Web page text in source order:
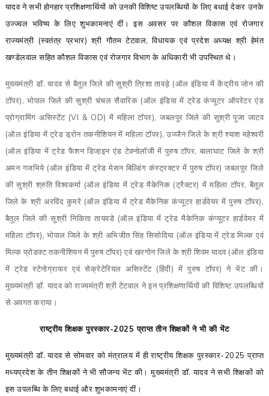
यादव ने सभी होनहार प्रशिक्षणार्थियों को उनकी विशिष्ट उपलब्धियों के लिए बधाई देकर उनके
उज्ज्वल भविष्य के लिए शुभकामनाएं दीं। इस अवसर पर कौशल विकास एवं रोजगार
राज्यमंत्री (स्वतंत्र प्रभार) श्री गौतम टेटवाल, विधायक एवं प्रदेश अध्यक्ष श्री हेमंत
खण्डेलवाल सहित कौशल विकास एवं रोजगार विभाग के अधिकारी भी उपस्थित थे।
मुख्यमंत्री डॉ. यादव से बैतूल जिले की सुश्री त्रिशा तावड़े (ऑल इंडिया में केंद्रीय जोन की
टॉपर), भोपाल जिले की सुश्री चंचल सैवारिक (ऑल इंडिया में ट्रेड कंप्यूटर ऑपरेटर एंड
प्रोग्रामिंग असिस्टेंट (VI & OD) में महिला टॉपर), जबलपुर जिले की सुश्री पूजा जाटव
(ऑल इंडिया में ट्रेड ड्रोन तकनीशियन में महिला टॉपर), उज्जैन जिले के श्री श्याश महेश्वरी
(ऑल इंडिया में ट्रेड फैशन डिजा़इन एंड टेक्नोलॉजी में पुरुष टॉपर, बालाघाट जिले के श्री
अमन गजभिये (ऑल इंडिया में ट्रेड मेसन बिल्डिंग कंस्ट्रक्टर में पुरुष टॉपर) जबलपुर जिले
की सुश्री श्रुति विश्वकर्मा (ऑल इंडिया में ट्रेड मैकेनिक (ट्रैक्टर) में महिला टॉपर, बैतूल
जिले के श्री अरविंद कुमरे (ऑल इंडिया में ट्रेड मैकेनिक कंप्यूटर हार्डवेयर में पुरुष टॉपर),
बैतूल जिले की सुश्री निकिता तायवडे (ऑल इंडिया में ट्रेड मैकेनिक कंप्यूटर हार्डवेयर में
महिला टॉपर), भोपाल जिले के श्री अभिजीत सिंह सिसोदिया (ऑल इंडिया में ट्रेड मिल्क एवं
मिल्क प्रोडक्ट तकनीशियन में पुरुष टॉपर) एवं खरगोन जिले के श्री शिवम यादव (ऑल इंडिया
में ट्रेड स्टेनोग्राफर एवं सेक्रेटेरियल असिस्टेंट (हिंदी) में पुरुष टॉपर) ने भेंट की।
मुख्यमंत्री डॉ. यादव को राज्यमंत्री श्री टेटवाल ने इन प्रशिक्षणार्थियों की विशिष्ट उपलब्धियों
से अवगत कराया।
राष्ट्रीय शिक्षक पुरस्कार-2025 प्राप्त तीन शिक्षकों ने भी की भेंट
मुख्यमंत्री डॉ. यादव से सोमवार को मंत्रालय में ही राष्ट्रीय शिक्षक पुरस्कार-2025 प्राप्त
मध्यप्रदेश के तीन शिक्षकों ने भी सौजन्य भेंट की। मुख्यमंत्री डॉ. यादव ने सभी शिक्षकों को
इस उपलब्धि के लिए बधाई और शुभकामनाएं दीं।